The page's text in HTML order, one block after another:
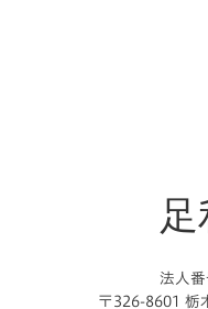
法人
〒326-8601 栃